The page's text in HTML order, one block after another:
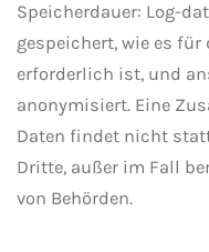
Speicherdauer: Log-
gespeichert, wie es für
erforderlich ist, und
anonymisiert. Eine
Daten findet nicht
Dritte, außer im Fall
von Behörden.